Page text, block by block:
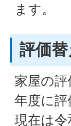
ます。
評価
家屋の
年度に
現在は